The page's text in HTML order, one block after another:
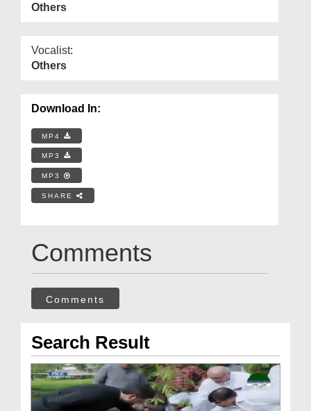
Others
Vocalist:
Others
Download In:
MP4
MP3
MP3
SHARE
Comments
Comments
Search Result